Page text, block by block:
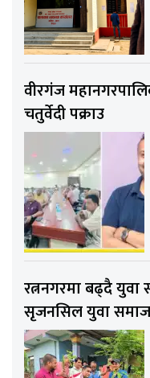
वीरगंज
चतुर्वेदी पक्राउ
रत्ननगरमा बढ्दै
सृजनसिल युवा समाज